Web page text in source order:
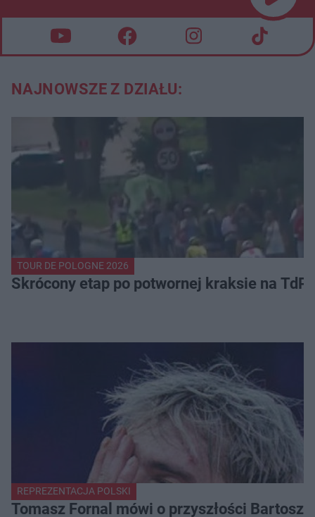
NAJNOWSZE Z DZIAŁU:
TOUR DE POLOGNE 2026
Skrócony etap po potwornej kraksie na
REPREZENTACJA POLSKI
Tomasz Fornal mówi o przyszłości